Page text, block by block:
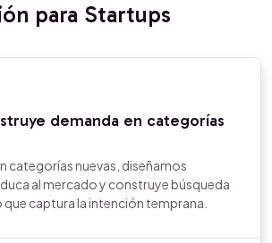
para Startups
demanda en categorías
categorías nuevas, diseñamos
al mercado y construye búsqueda
captura la intención temprana.